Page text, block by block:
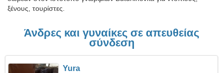
ξένους, τουρίστες.
Άνδρες και γυναίκες σε απευθείας
σύνδεση
Yura